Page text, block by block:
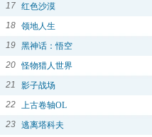
17 红色沙漠
18 领地人生
19 黑神话：悟空
20 怪物猎人世界
21
影子战场
22 上古卷轴OL
23 逃离塔科夫